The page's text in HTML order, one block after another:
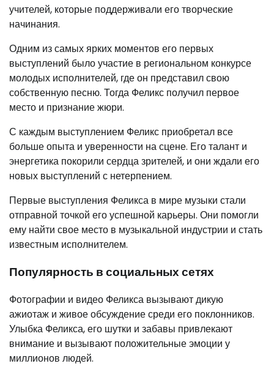
учителей, которые поддерживали его творческие
начинания.
Одним из самых ярких моментов его первых
выступлений было участие в региональном конкурсе
молодых исполнителей, где он представил свою
собственную песню. Тогда Феликс получил первое
место и признание жюри.
С каждым выступлением Феликс приобретал все
больше опыта и уверенности на сцене. Его талант и
энергетика покорили сердца зрителей, и они ждали его
новых выступлений с нетерпением.
Первые выступления Феликса в мире музыки стали
отправной точкой его успешной карьеры. Они помогли
ему найти свое место в музыкальной индустрии и стать
известным исполнителем.
Популярность в социальных сетях
Фотографии и видео Феликса вызывают дикую
ажиотаж и живое обсуждение среди его поклонников.
Улыбка Феликса, его шутки и забавы привлекают
внимание и вызывают положительные эмоции у
миллионов людей.